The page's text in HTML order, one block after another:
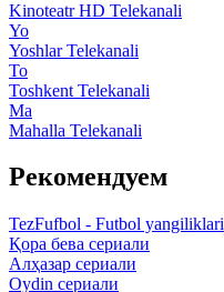
Kinoteatr HD Telekanali
Yo
Yoshlar Telekanali
To
Toshkent Telekanali
Ma
Mahalla Telekanali
Рекомендуем
TezFufbol - Futbol yangiliklari
Қора бева сериали
Алҳазар сериали
Oydin сериали